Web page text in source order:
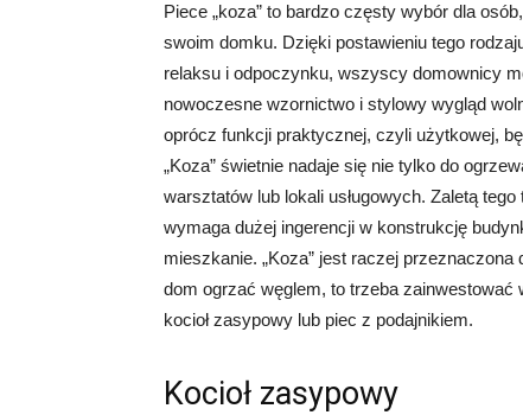
Piece „koza” to bardzo częsty wybór dla
swoim domku. Dzięki postawieniu tego
relaksu i odpoczynku, wszyscy domownicy
nowoczesne wzornictwo i stylowy wygląd
oprócz funkcji praktycznej, czyli użytkowej,
„Koza” świetnie nadaje się nie tylko do
warsztatów lub lokali usługowych. Zaletą
wymaga dużej ingerencji w konstrukcję
mieszkanie. „Koza” jest raczej
dom ogrzać węglem, to trzeba zainwestować
kocioł zasypowy lub piec z podajnikiem.
Kocioł zasypowy